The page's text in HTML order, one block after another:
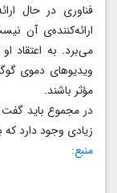
فناوری در حال
ارائه‌کننده‌ی آن
می‌برد. به اعتقاد
ویدیوهای دموی
مؤثر باشند.
در مجموع باید گفت
زیادی وجود دارد
منبع: